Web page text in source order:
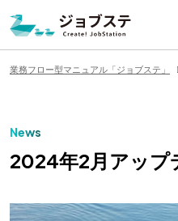
業務フロー型マニュアル「
業務フロー型マニュアル「ジョブステ」
News
2024年2月アップ